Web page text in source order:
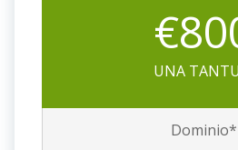
UNA
Dominio*